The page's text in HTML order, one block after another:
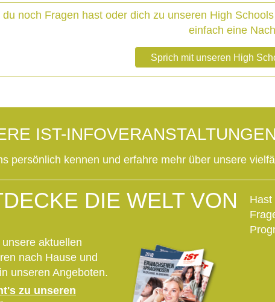
du noch Fragen hast oder dich zu unseren High
einfach eine
Sprich mit unseren High
IST-INFOVERANSTALTUNGEN
persönlich kennen und erfahre mehr über unsere
DIE WELT VON
aktuellen
nach Hause und
unseren Angeboten.
zu unseren
Hast